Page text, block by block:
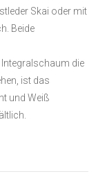
Skai oder mit
Beide
die
ist das
und Weiß